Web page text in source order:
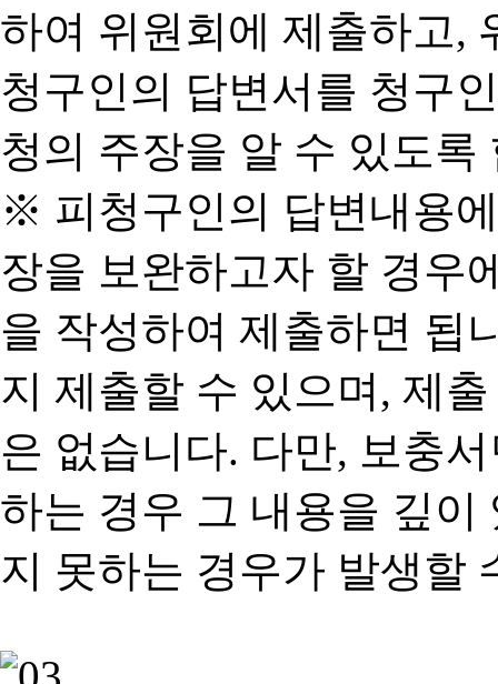
하여 위원회에 제출하고,
청구인의 답변서를 청구
청의 주장을 알 수 있도록
※ 피청구인의 답변내용
장을 보완하고자 할 경우
을 작성하여 제출하면 됩
지 제출할 수 있으며, 제
은 없습니다. 다만, 보충
하는 경우 그 내용을 깊이
지 못하는 경우가 발생할